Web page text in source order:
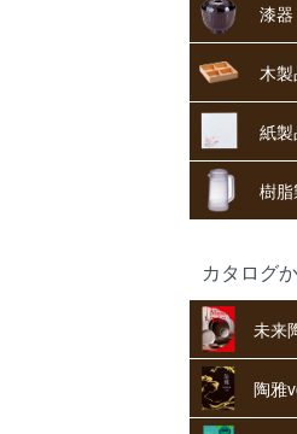
漆器
木製
紙製
樹
カタログ
未来
陶雅